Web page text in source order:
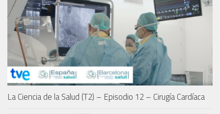
La Ciencia de la Salud (T2) – Episodio 12 – Cirugía Cardíaca